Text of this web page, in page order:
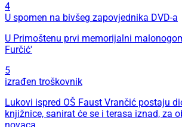
4
U spomen na bivšeg zapovjednika DVD-a
U Primoštenu prvi memorijalni
Furčić'
5
izrađen troškovnik
Lukovi ispred OŠ Faust Vrančić postaju
knjižnice, sanirat će se i terasa iznad, za